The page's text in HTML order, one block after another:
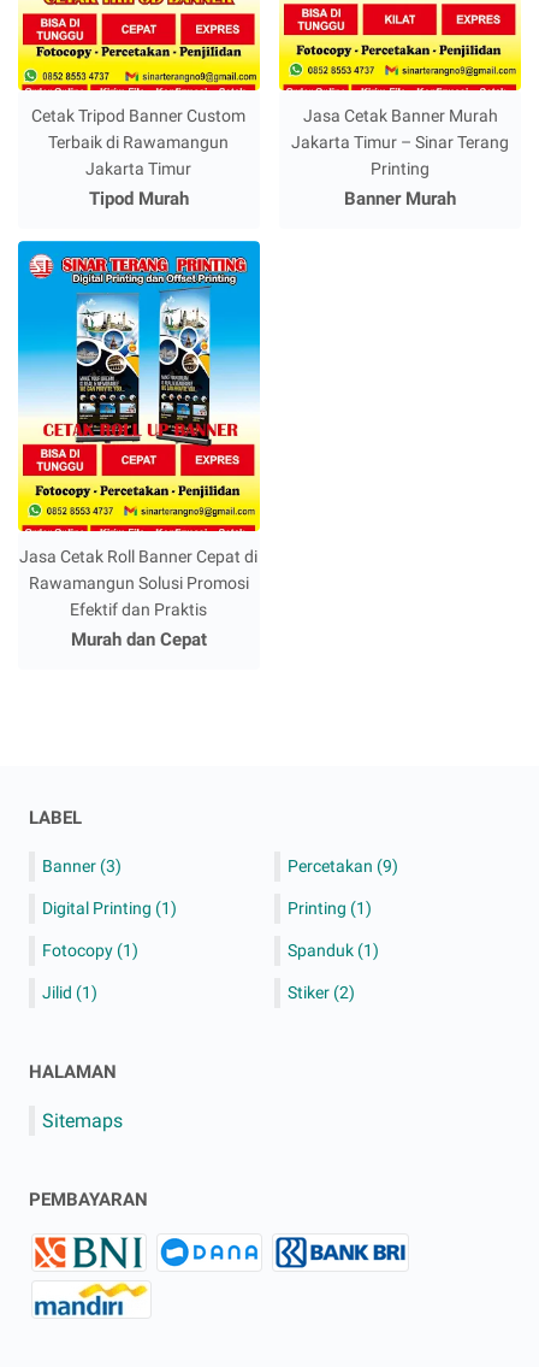
Cetak Tripod Banner Custom
Terbaik di Rawamangun
Jakarta Timur
Tipod Murah
Jasa Cetak Banner Murah
Jakarta Timur – Sinar Terang
Printing
Banner Murah
Jasa Cetak Roll Banner Cepat di
Rawamangun Solusi Promosi
Efektif dan Praktis
Murah dan Cepat
LABEL
Banner (3)
Digital Printing (1)
Fotocopy (1)
Jilid (1)
Percetakan (9)
Printing (1)
Spanduk (1)
Stiker (2)
HALAMAN
Sitemaps
PEMBAYARAN